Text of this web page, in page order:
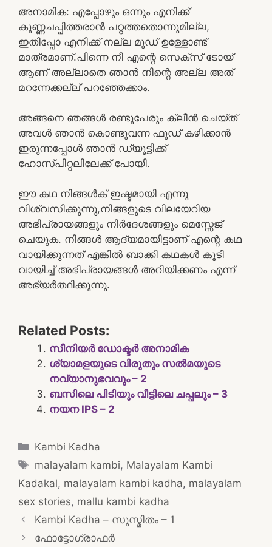
അനാമിക: എപ്പോഴും ഒന്നും എനിക്ക്
കുണ്ണചപ്പിത്തരാൻ പറ്റത്തതൊന്നുമില്ല,
ഇതിപ്പോ എനിക്ക് നല്ല മൂഡ് ഉള്ളോണ്ട്
മാത്രമാണ്.പിന്നെ നീ എന്റെ സെക്സ് ടോയ്
ആണ് അല്ലാതെ ഞാൻ നിന്റെ അല്ല അത്‌
മറന്നേക്കല്ല് പറഞ്ഞേക്കാം.
അങ്ങനെ ഞങ്ങൾ രണ്ടുപേരും ക്ലീൻ ചെയ്ത്
അവൾ ഞാൻ കൊണ്ടുവന്ന ഫുഡ്‌ കഴിക്കാൻ
ഇരുന്നപ്പോൾ ഞാൻ ഡ്യൂട്ടിക്ക്
ഹോസ്പിറ്റലിലേക്ക് പോയി.
ഈ കഥ നിങ്ങൾക് ഇഷ്ടമായി എന്നു
വിശ്വസിക്കുന്നു,നിങ്ങളുടെ വിലയേറിയ
അഭിപ്രായങ്ങളും നിർദേശങ്ങളും മെസ്സേജ്
ചെയുക. നിങ്ങൾ ആദ്യമായിട്ടാണ് എന്റെ കഥ
വായിക്കുന്നത് എങ്കിൽ ബാക്കി കഥകൾ കൂടി
വായിച്ച് അഭിപ്രായങ്ങൾ അറിയിക്കണം എന്ന്
അഭ്യർത്ഥിക്കുന്നു.
Related Posts:
സീനിയർ ഡോക്ടർ അനാമിക
ശ്യാമളയുടെ വിരുതും സൽമയുടെ
നവ്യാനുഭവവും – 2
ബസിലെ പിടിയും വീട്ടിലെ ചപ്പലും – 3
നയന IPS – 2
Categories
Kambi Kadha
Tags
malayalam kambi, Malayalam Kambi
Kadakal, malayalam kambi kadha, malayalam
sex stories, mallu kambi kadha
Post
navigation
Kambi Kadha – സുസ്മിതം – 1
ഫോട്ടോഗ്രാഫർ